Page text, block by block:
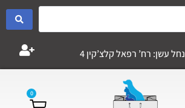
נחל עשן: רח’ רפאל קלצ’קין 4
0